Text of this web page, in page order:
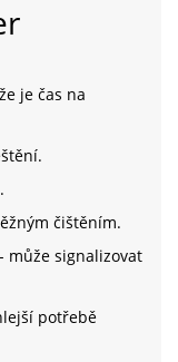
je čas na
čištěním.
může signalizovat
potřebě